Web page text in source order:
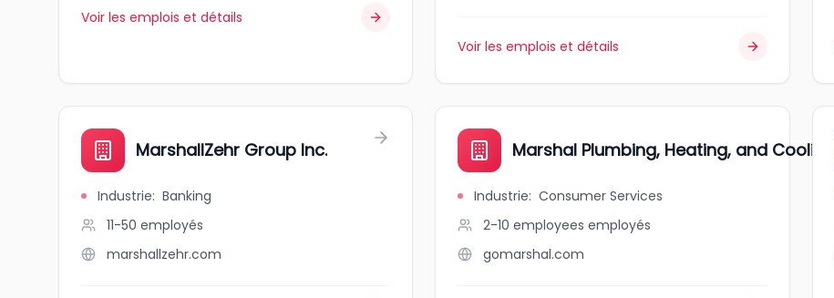
Voir les emplois et détails
Voir les emplois et détails
MarshallZehr Group Inc.
Industrie: Banking
11-50 employés
marshallzehr.com
Marshal Plumbing, Heating, and Cooling
Industrie: Consumer Services
2-10 employees employés
gomarshal.com